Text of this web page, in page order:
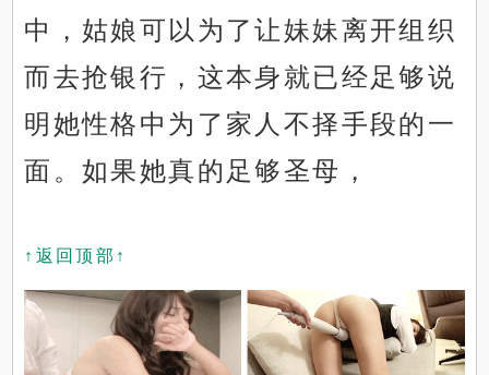
中，姑娘可以为了让妹妹离开组织
而去抢银行，这本身就已经足够说
明她性格中为了家人不择手段的一
面。如果她真的足够圣母，
↑返回顶部↑